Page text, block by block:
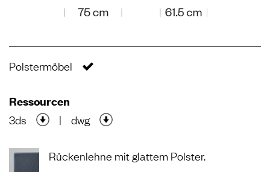
Polstermöbel
Ressourcen
3ds | dwg
Rückenlehne mit glattem Polster.